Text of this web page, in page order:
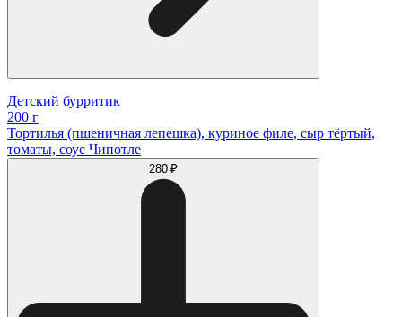
Детский бурритик
200 г
Тортилья (пшеничная лепешка), куриное филе, сыр тёртый,
томаты, соус Чипотле
280 ₽